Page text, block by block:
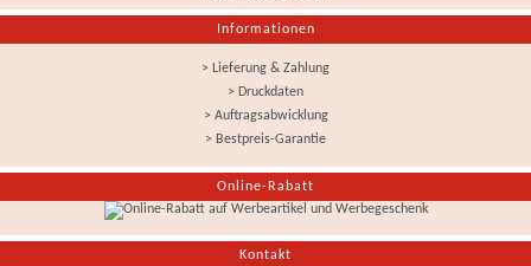
Informationen
> Lieferung & Zahlung
> Druckdaten
> Auftragsabwicklung
> Bestpreis-Garantie
Online-Rabatt
Kontakt